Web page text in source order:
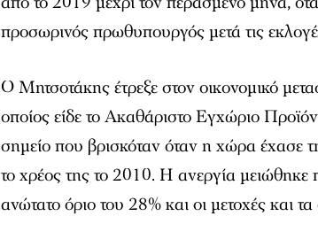
προσωρινός πρωθυπουργός μετά τις
Ο Μητσοτάκης έτρεξε στον οικονομικό
οποίος είδε το Ακαθάριστο Εγχώριο
σημείο που βρισκόταν όταν η χώρα έχασε
το χρέος της το 2010. Η ανεργία μειώθηκε
ανώτατο όριο του 28% και οι μετοχές και